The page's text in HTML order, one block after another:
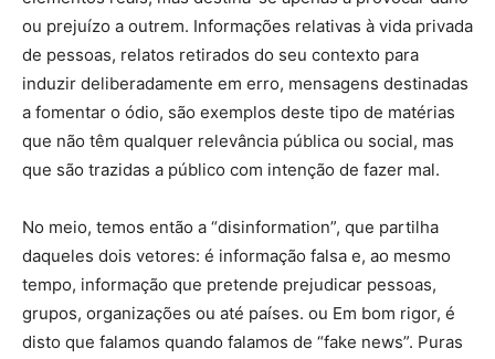
ou prejuízo a outrem. Informações relativas à vida privada
de pessoas, relatos retirados do seu contexto para
induzir deliberadamente em erro, mensagens destinadas
a fomentar o ódio, são exemplos deste tipo de matérias
que não têm qualquer relevância pública ou social, mas
que são trazidas a público com intenção de fazer mal.
No meio, temos então a “disinformation”, que partilha
daqueles dois vetores: é informação falsa e, ao mesmo
tempo, informação que pretende prejudicar pessoas,
grupos, organizações ou até países. ou Em bom rigor, é
disto que falamos quando falamos de “fake news”. Puras